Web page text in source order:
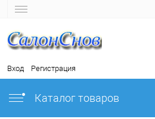
Вход Регистрация
Каталог товаров